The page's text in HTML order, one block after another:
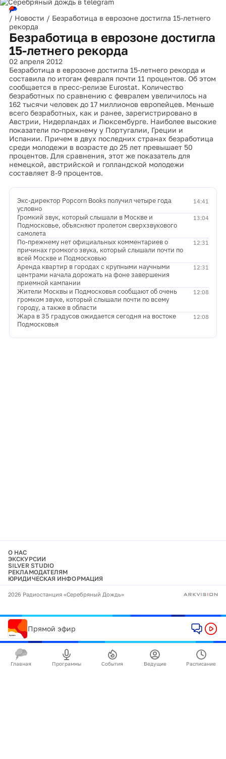
/ Новости / Безработица в еврозоне достигла 15-летнего
рекорда
Безработица в еврозоне достигла
15-летнего рекорда
02 апреля 2012
Безработица в еврозоне достигла 15-летнего рекорда и
составила по итогам февраля почти 11 процентов. Об этом
сообщается в пресс-релизе Eurostat. Количество
безработных по сравнению с февралем увеличилось на
162 тысячи человек до 17 миллионов европейцев. Меньше
всего безработных, как и ранее, зарегистрировано в
Австрии, Нидерландах и Люксембурге. Наиболее высокие
показатели по-прежнему у Португалии, Греции и
Испании. Причем в двух последних странах безработица
среди молодежи в возрасте до 25 лет превышает 50
процентов. Для сравнения, этот же показатель для
немецкой, австрийской и голландской молодежи
составляет 8-9 процентов.
14:41
Экс-директор Popcorn Books получил четыре года
условно
13:04
Громкий звук, который слышали в Москве и
Подмосковье, объясняют пролетом сверхзвукового
самолета
12:31
По-прежнему нет официальных комментариев о
причинах громкого звука, который слышали почти по
всей Москве и Подмосковью
12:31
Аренда квартир в городах с крупными научными
центрами начала дорожать на фоне завершения
приемной кампании
12:08
Жители Москвы и Подмосковья сообщают об очень
громком звуке, который слышали почти по всему
городу, а также в области
12:08
Жара в 35 градусов ожидается сегодня на востоке
Подмосковья
О НАС
ЭКСКУРСИИ
SILVER STUDIO
РЕКЛАМОДАТЕЛЯМ
ЮРИДИЧЕСКАЯ ИНФОРМАЦИЯ
2026 Радиостанция «Серебряный Дождь»
Прямой эфир
Главная Программы События Ведущие Расписание